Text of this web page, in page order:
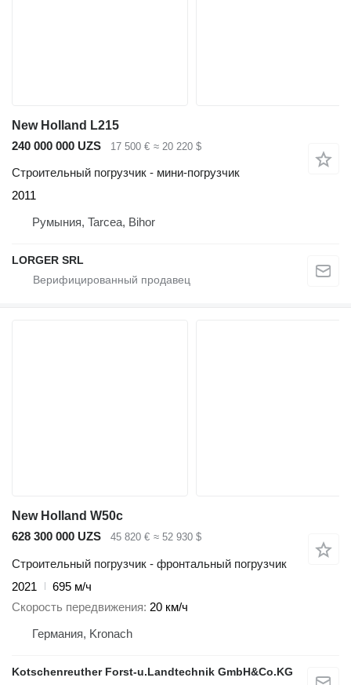
New Holland L215
240 000 000 UZS
17 500 € ≈ 20 220 $
Строительный погрузчик - мини-погрузчик
2011
Румыния, Tarcea, Bihor
LORGER SRL
New Holland W50c
628 300 000 UZS
45 820 € ≈ 52 930 $
Строительный погрузчик - фронтальный погрузчик
2021
695 м/ч
Скорость передвижения 20 км/ч
Германия, Kronach
Kotschenreuther Forst-u.Landtechnik GmbH&Co.KG